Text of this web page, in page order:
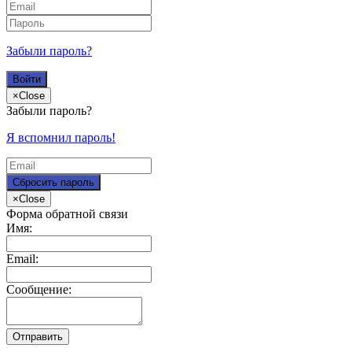
Забыли пароль?
×Close
Забыли пароль?
Я вспомнил пароль!
×Close
Форма обратной связи
Имя:
Email:
Сообщение: